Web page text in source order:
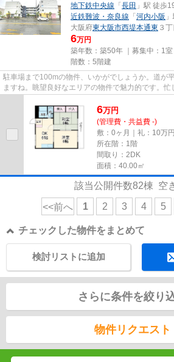
地下鉄中央線 「長田 」駅 徒歩
近鉄難波・奈良線 「河内小阪
大阪府東大阪市西堤本通東 ３丁
6万円
築年数：築50年 ｜募集中： 1室
階数：5階建
駐車場まで100mの物件、いかがでしょうか。道が
ますね。眺望良好なエリアの物件で魅力的です。忙
使えるのが敷地内ごみ置き場で...
6万円
(管理費・共益費 -)
敷：0ヶ月｜礼：10万円
所在階：1階
間取り：2DK
面積：40.00㎡
該当公開件数82棟 空
<<前へ 1 2 3 4 5
チェックした物件をまとめて
検討リストに追加
さらに条件を絞り
物件リクエスト